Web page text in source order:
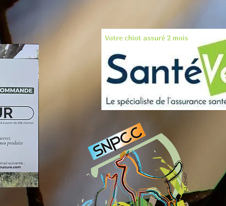
Votre chiot assuré 2 mois